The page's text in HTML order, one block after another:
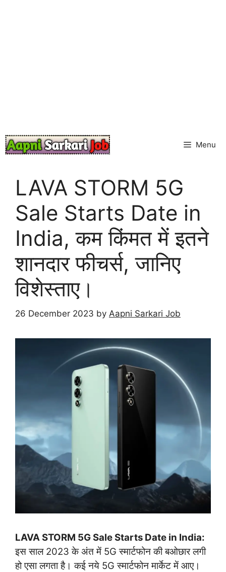
Menu
LAVA STORM 5G
Sale Starts Date in
India, कम किंमत में इतने
शानदार फीचर्स, जानिए
विशेस्ताए।
26 December 2023 by Aapni Sarkari Job
LAVA STORM 5G Sale Starts Date in India:
इस साल 2023 के अंत में 5G स्मार्टफोन की बओछार लगी
हो एसा लगता है। कई नये 5G स्मार्टफोन मार्केट में आए।